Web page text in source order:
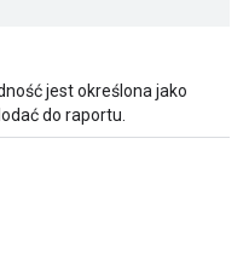
jest określona jako
do raportu.